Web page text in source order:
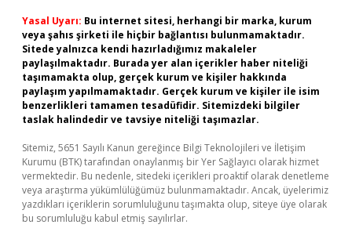
Yasal Uyarı: Bu internet sitesi, herhangi bir marka, kurum
veya şahıs şirketi ile hiçbir bağlantısı bulunmamaktadır.
Sitede yalnızca kendi hazırladığımız makaleler
paylaşılmaktadır. Burada yer alan içerikler haber niteliği
taşımamakta olup, gerçek kurum ve kişiler hakkında
paylaşım yapılmamaktadır. Gerçek kurum ve kişiler ile isim
benzerlikleri tamamen tesadüfidir. Sitemizdeki bilgiler
taslak halindedir ve tavsiye niteliği taşımazlar.
Sitemiz, 5651 Sayılı Kanun gereğince Bilgi Teknolojileri ve İletişim
Kurumu (BTK) tarafından onaylanmış bir Yer Sağlayıcı olarak hizmet
vermektedir. Bu nedenle, sitedeki içerikleri proaktif olarak denetleme
veya araştırma yükümlülüğümüz bulunmamaktadır. Ancak, üyelerimiz
yazdıkları içeriklerin sorumluluğunu taşımakta olup, siteye üye olarak
bu sorumluluğu kabul etmiş sayılırlar.